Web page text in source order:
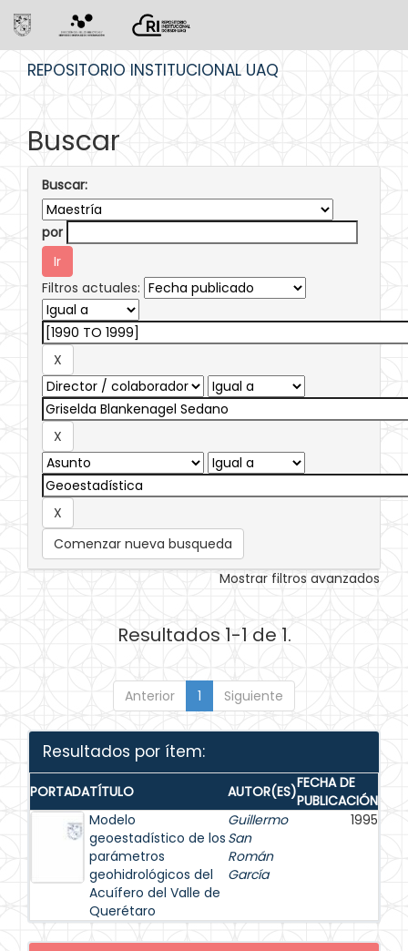
REPOSITORIO INSTITUCIONAL UAQ
Buscar
Buscar:
por
Filtros actuales:
Comenzar nueva busqueda
Mostrar filtros avanzados
Resultados 1-1 de 1.
Anterior 1 Siguiente
Resultados por ítem:
PORTADATÍTULO AUTOR(ES)FECHA DE
PUBLICACIÓN
Modelo
geoestadístico de los
parámetros
geohidrológicos del
Acuífero del Valle de
Querétaro
Guillermo
San
Román
García
1995